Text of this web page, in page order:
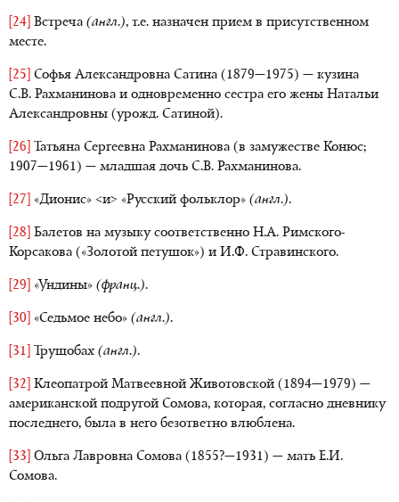
[24] Встреча (англ.), т.е. назначен прием в присутственном
месте.
[25] Софья Александровна Сатина (1879—1975) — кузина
С.В. Рахманинова и одновременно сестра его жены Натальи
Александровны (урожд. Сатиной).
[26]
Татьяна Сергеевна Рахманинова (в замужестве Конюс;
1907—1961) — младшая дочь С.В. Рахманинова.
[27] «Дионис» <и> «Русский фольклор» (англ.).
[28] Балетов на музыку соответственно Н.А. Римского-
Корсакова («Золотой петушок») и И.Ф. Стравинского.
[29] «Ундины» (франц.).
[30] «Седьмое небо» (англ.).
[31] Трущобах (англ.).
[32] Клеопатрой Матвеевной Животовской (1894—1979) —
американской подругой Сомова, которая, согласно дневнику
последнего, была в него безответно влюблена.
[33] Ольга Лавровна Сомова (1855?—1931) — мать Е.И.
Сомова.